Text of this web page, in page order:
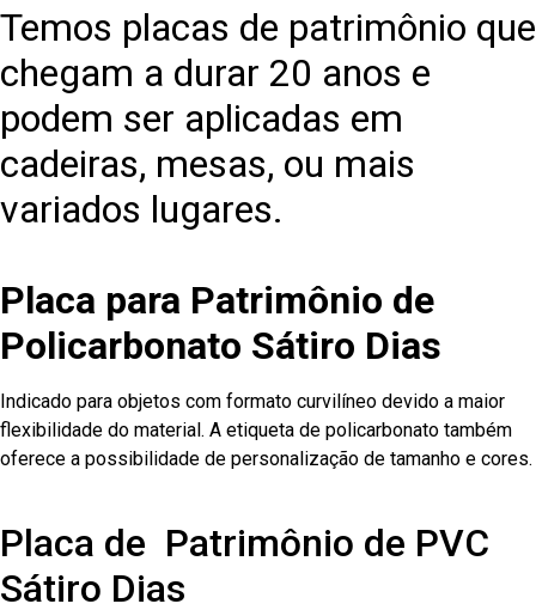
Temos placas de patrimônio que
chegam a durar 20 anos e
podem ser aplicadas em
cadeiras, mesas, ou mais
variados lugares.
Placa para Patrimônio de
Policarbonato Sátiro Dias
Indicado para objetos com formato curvilíneo devido a maior
flexibilidade do material. A etiqueta de policarbonato também
oferece a possibilidade de personalização de tamanho e cores.
Placa de Patrimônio de PVC
Sátiro Dias